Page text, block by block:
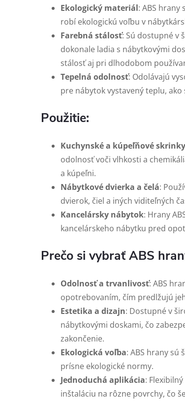
Ekologický materiál: ABS hrany
robí ekologickú voľbu v
Farebná stálosť: Sú dostupné v
dokonale ladia s nábytkovými
stálosť aj pri dlhodobom
Tepelná odolnosť: Odolávajú
pre nábytok vystavený teplu, ako
Použitie:
Kuchynské a kúpeľňové skrinky
odolnosť voči vlhkosti a
a kúpeľni.
Nábytkové dvierka a čelá:
dvierok, čiel a iných viditeľných
Kancelársky nábytok: Hrany
kancelárskeho nábytku pred
Prečo si vybrať ABS
Odolnosť a trvanlivosť: ABS
opotrebovaním, čím predlžujú
Estetika a dizajn: Dostupné v
nábytkovými doskami, čo
zakončenie.
Ekologická voľba: ABS hrany
prísne ekologické normy.
Jednoduchá aplikácia:
inštaláciu na rôzne povrchy, čo